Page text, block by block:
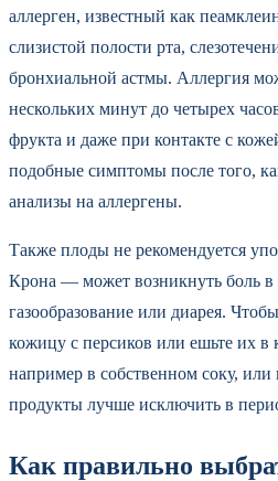
аллерген, известный как
слизистой полости рта,
бронхиальной астмы. Аллергия
нескольких минут до четырех
фрукта и даже при контакте с
подобные симптомы после того,
анализы на аллергены.
Также плоды не рекомендуется
Крона — может возникнуть боль в
газообразование или диарея.
кожицу с персиков или ешьте их в
например в собственном соку, или
продукты лучше исключить в
Как правильно